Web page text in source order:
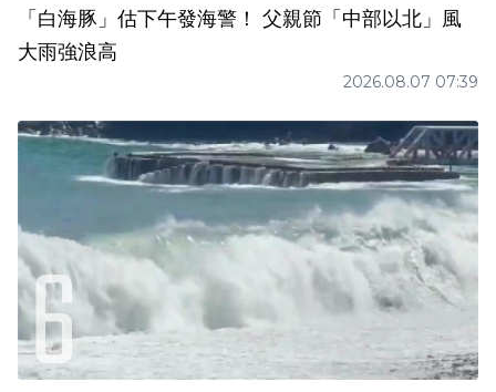
「白海豚」估下午發海警！ 父親節「中部以北」風
大雨強浪高
2026.08.07 07:39